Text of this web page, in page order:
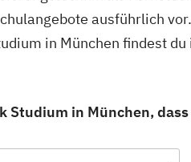
ausführlich
in München findest
Studium in München,